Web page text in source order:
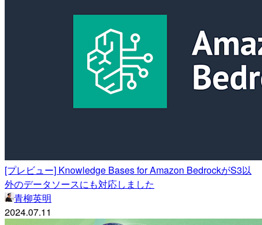
[プレビュー] Knowledge Bases for Amazon BedrockがS3以
外のデータソースにも対応しました
青柳英明
2024.07.11